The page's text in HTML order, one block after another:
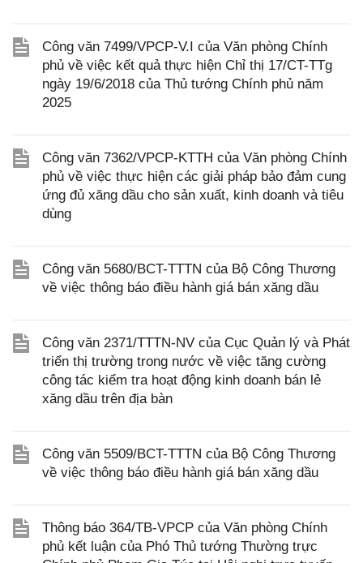
Công văn 7499/VPCP-V.I của Văn phòng Chính
phủ về việc kết quả thực hiện Chỉ thị 17/CT-TTg
ngày 19/6/2018 của Thủ tướng Chính phủ năm
2025
Công văn 7362/VPCP-KTTH của Văn phòng Chính
phủ về việc thực hiện các giải pháp bảo đảm cung
ứng đủ xăng dầu cho sản xuất, kinh doanh và tiêu
dùng
Công văn 5680/BCT-TTTN của Bộ Công Thương
về việc thông báo điều hành giá bán xăng dầu
Công văn 2371/TTTN-NV của Cục Quản lý và Phát
triển thị trường trong nước về việc tăng cường
công tác kiểm tra hoạt động kinh doanh bán lẻ
xăng dầu trên địa bàn
Công văn 5509/BCT-TTTN của Bộ Công Thương
về việc thông báo điều hành giá bán xăng dầu
Thông báo 364/TB-VPCP của Văn phòng Chính
phủ kết luận của Phó Thủ tướng Thường trực